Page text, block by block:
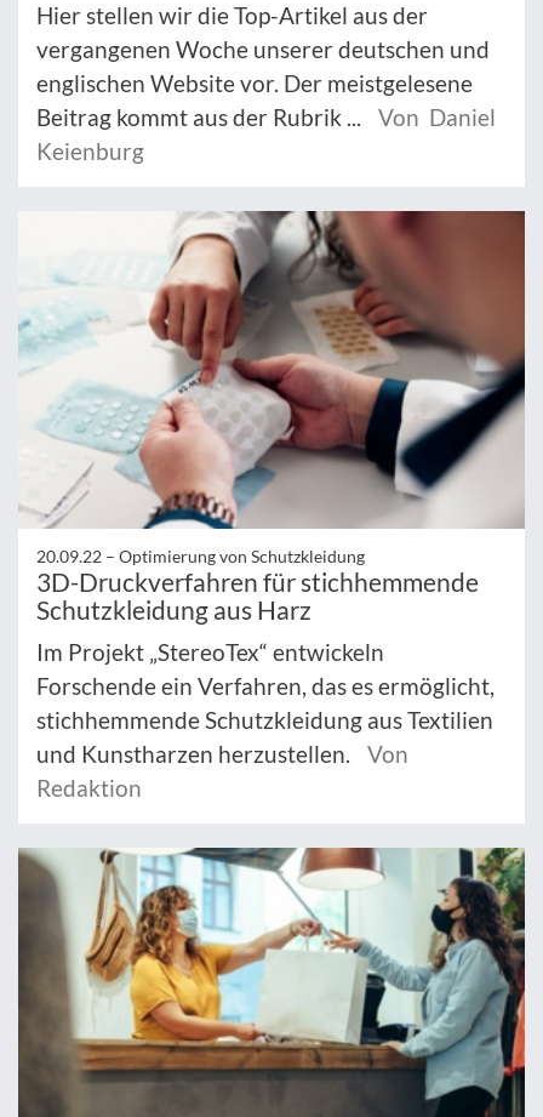
Hier stellen wir die Top-Artikel aus der
vergangenen Woche unserer deutschen und
englischen Website vor. Der meistgelesene
Beitrag kommt aus der Rubrik ...
Von Daniel
Keienburg
20.09.22 – Optimierung von Schutzkleidung
3D-Druckverfahren für stichhemmende
Schutzkleidung aus Harz
Im Projekt „StereoTex“ entwickeln
Forschende ein Verfahren, das es ermöglicht,
stichhemmende Schutzkleidung aus Textilien
und Kunstharzen herzustellen.
Von
Redaktion